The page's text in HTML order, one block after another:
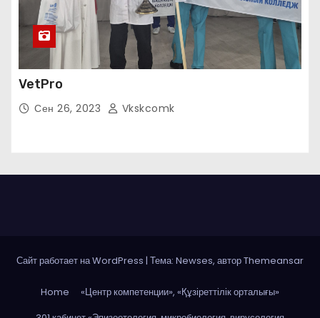
VetPro
Сен 26, 2023 Vkskcomk
Сайт работает на WordPress | Тема: Newses, авторThemeansar
Home
«Центр компетенции», «Құзіреттілік орталығы»